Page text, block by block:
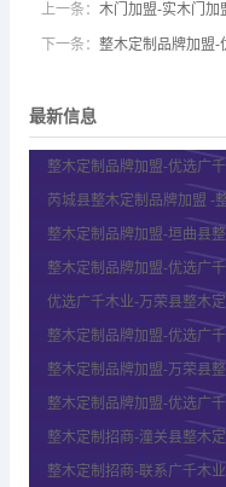
上一条： 木门加盟-实木门加
下一条： 整木定制品牌加盟-
最新信息
整木定制品牌加盟-优选广
芮城县整木定制品牌加盟 -
整木定制品牌加盟-垣曲县
整木定制品牌加盟-优选广
优选广千木业-万荣县整木
整木定制品牌加盟-优选广
整木定制品牌加盟-万荣县
整木定制品牌加盟-优选广
整木定制招商-潼关县整木
整木定制招商-联系广千木